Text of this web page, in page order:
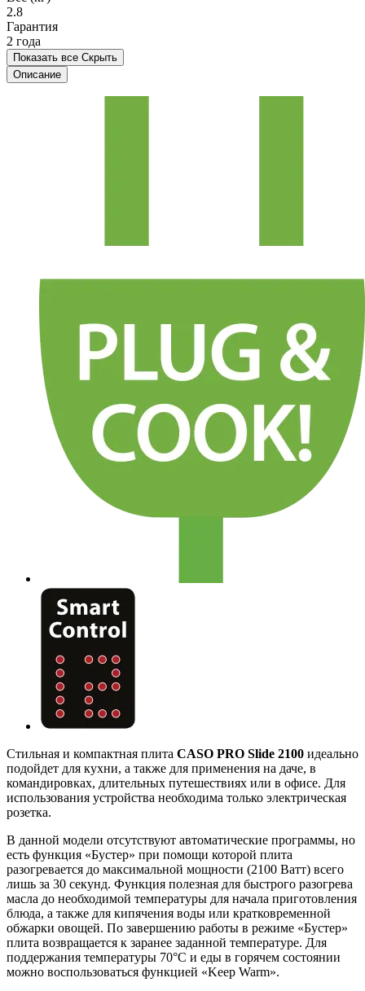
2.8
Гарантия
2 года
Показать все Скрыть
Описание
Стильная и компактная плита CASO PRO Slide 2100 идеально
подойдет для кухни, а также для применения на даче, в
командировках, длительных путешествиях или в офисе. Для
использования устройства необходима только электрическая
розетка.
В данной модели отсутствуют автоматические программы, но
есть функция «Бустер» при помощи которой плита
разогревается до максимальной мощности (2100 Ватт) всего
лишь за 30 секунд. Функция полезная для быстрого разогрева
масла до необходимой температуры для начала приготовления
блюда, а также для кипячения воды или кратковременной
обжарки овощей. По завершению работы в режиме «Бустер»
плита возвращается к заранее заданной температуре. Для
поддержания температуры 70°C и еды в горячем состоянии
можно воспользоваться функцией «Keep Warm».